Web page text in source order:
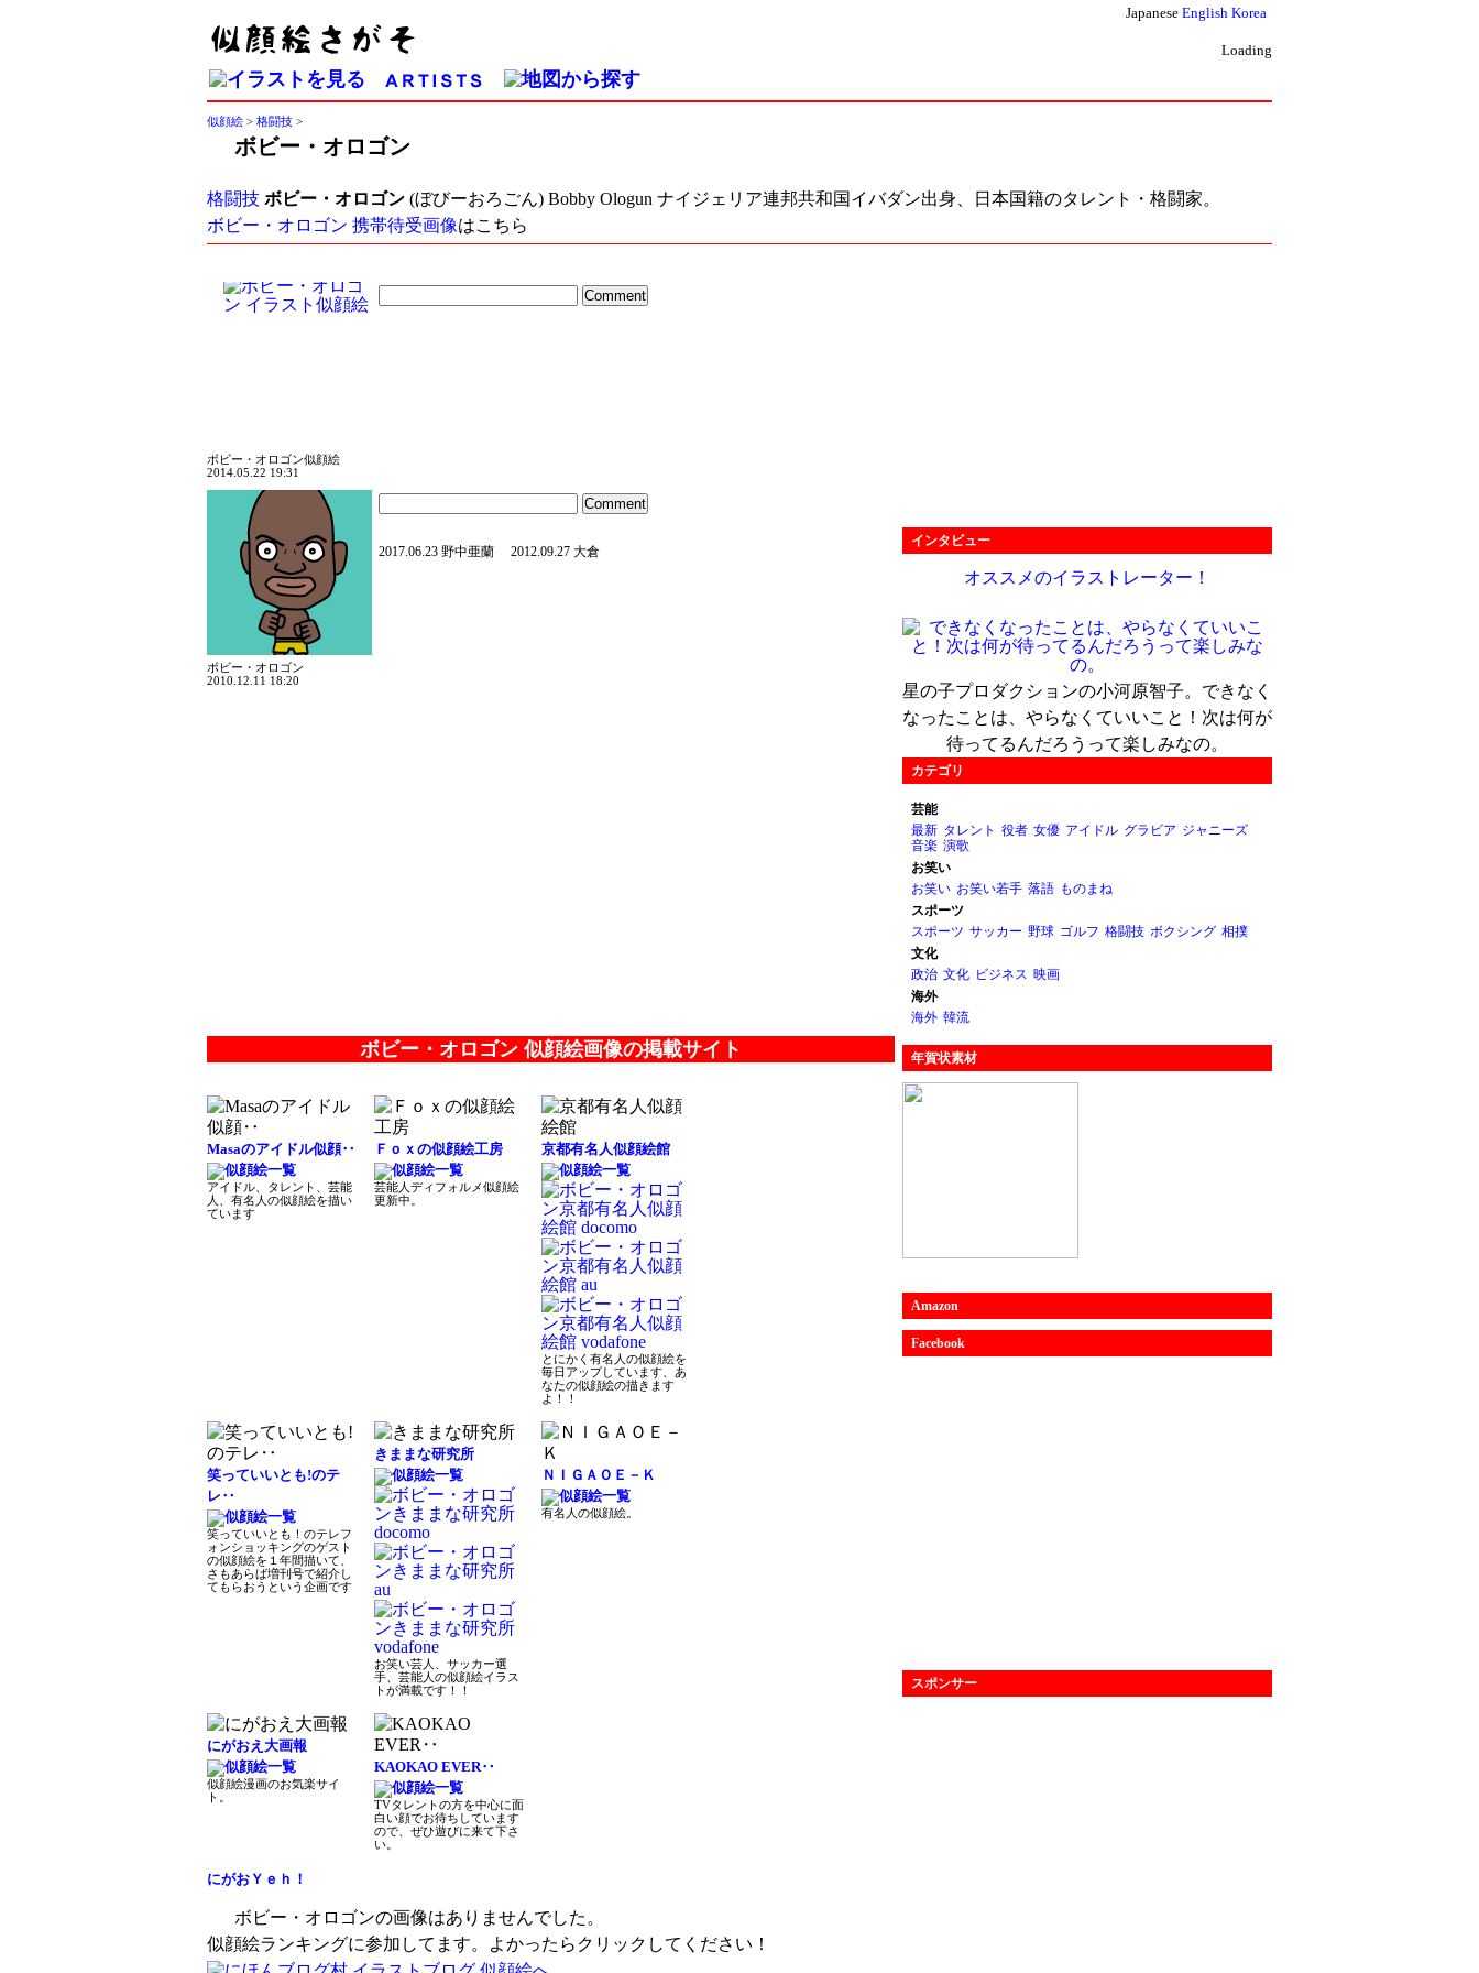
Japanese English Korea
Loading
似顔絵 > 格闘技 >
ボビー・オロゴン
格闘技 ボビー・オロゴン (ぼびーおろごん) Bobby Ologun ナイジェリア連邦共和国イバダン出身、日本国籍のタレント・格闘家。
ボビー・オロゴン 携帯待受画像はこちら
ボビー・オロゴン似顔絵
2014.05.22 19:31
ボビー・オロゴン
2010.12.11 18:20
2017.06.23 野中亜蘭 2012.09.27 大倉
ボビー・オロゴン 似顔絵画像の掲載サイト
Masaのアイドル似顔‥
アイドル、タレント、芸能
人、有名人の似顔絵を描い
ています
Ｆｏｘの似顔絵工房
芸能人ディフォルメ似顔絵
更新中。
京都有名人似顔絵館
とにかく有名人の似顔絵を
毎日アップしています、あ
なたの似顔絵の描きます
よ！！
笑っていいとも!のテ
レ‥
笑っていいとも！のテレフ
ォンショッキングのゲスト
の似顔絵を１年間描いて、
さもあらば増刊号で紹介し
てもらおうという企画です
きままな研究所
お笑い芸人、サッカー選
手、芸能人の似顔絵イラス
トが満載です！！
ＮＩＧＡＯＥ－Ｋ
有名人の似顔絵。
にがおえ大画報
似顔絵漫画のお気楽サイ
ト。
KAOKAO EVER‥
TVタレントの方を中心に面
白い顔でお待ちしています
ので、ぜひ遊びに来て下さ
い。
にがおＹｅｈ！
ボビー・オロゴンの画像はありませんでした。
似顔絵ランキングに参加してます。よかったらクリックしてください！
インタビュー
オススメのイラストレーター！
星の子プロダクションの小河原智子。できなく
なったことは、やらなくていいこと！次は何が
待ってるんだろうって楽しみなの。
カテゴリ
芸能
最新 タレント 役者 女優 アイドル グラビア ジャニーズ
音楽 演歌
お笑い
お笑い お笑い若手 落語 ものまね
スポーツ
スポーツ サッカー 野球 ゴルフ 格闘技 ボクシング 相撲
文化
政治 文化 ビジネス 映画
海外
海外 韓流
年賀状素材
Amazon
Facebook
スポンサー